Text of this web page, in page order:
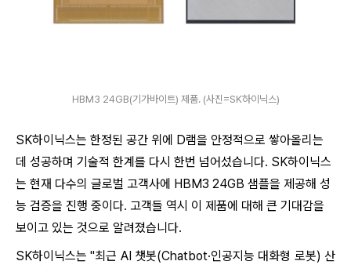
HBM3 24GB(기가바이트) 제품. (사진=SK하이닉스)
SK하이닉스는 한정된 공간 위에 D램을 안정적으로 쌓아올리는
데 성공하며 기술적 한계를 다시 한번 넘어섰습니다. SK하이닉스
는 현재 다수의 글로벌 고객사에 HBM3 24GB 샘플을 제공해 성
능 검증을 진행 중이다. 고객들 역시 이 제품에 대해 큰 기대감을
보이고 있는 것으로 알려졌습니다.
SK하이닉스는 "최근 AI 챗봇(Chatbot·인공지능 대화형 로봇) 산